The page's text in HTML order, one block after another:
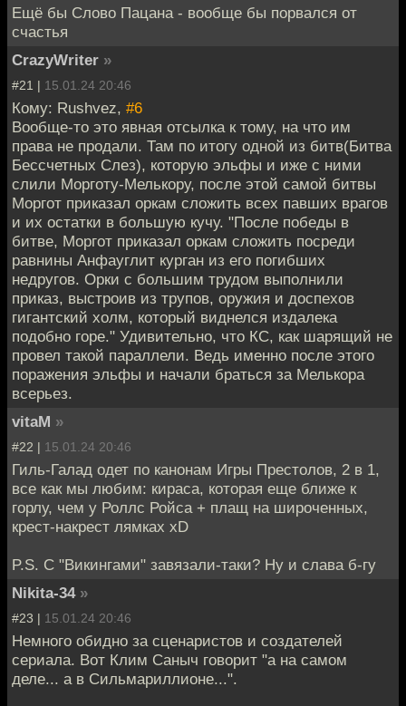
Ещё бы Слово Пацана - вообще бы порвался от
счастья
CrazyWriter »
#21 | 15.01.24 20:46
Кому: Rushvez, #6
Вообще-то это явная отсылка к тому, на что им
права не продали. Там по итогу одной из битв(Битва
Бессчетных Слез), которую эльфы и иже с ними
слили Морготу-Мелькору, после этой самой битвы
Моргот приказал оркам сложить всех павших врагов
и их остатки в большую кучу. "После победы в
битве, Моргот приказал оркам сложить посреди
равнины Анфауглит курган из его погибших
недругов. Орки с большим трудом выполнили
приказ, выстроив из трупов, оружия и доспехов
гигантский холм, который виднелся издалека
подобно горе." Удивительно, что КС, как шарящий не
провел такой параллели. Ведь именно после этого
поражения эльфы и начали браться за Мелькора
всерьез.
vitaM »
#22 | 15.01.24 20:46
Гиль-Галад одет по канонам Игры Престолов, 2 в 1,
все как мы любим: кираса, которая еще ближе к
горлу, чем у Роллс Ройса + плащ на широченных,
крест-накрест лямках xD
P.S. С "Викингами" завязали-таки? Ну и слава б-гу
Nikita-34 »
#23 | 15.01.24 20:46
Немного обидно за сценаристов и создателей
сериала. Вот Клим Саныч говорит "а на самом
деле... а в Сильмариллионе...".